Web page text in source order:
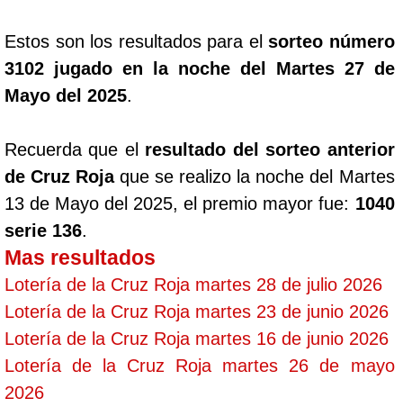
Estos son los resultados para elsorteo número
3102 jugado en la noche del Martes 27 de
Mayo del 2025.
Recuerda que el resultado del sorteo anterior
de Cruz Rojaque se realizo la noche del Martes
13 de Mayo del 2025, el premio mayor fue: 1040
serie 136.
Mas resultados
Lotería de la Cruz Roja martes 28 de julio 2026
Lotería de la Cruz Roja martes 23 de junio 2026
Lotería de la Cruz Roja martes 16 de junio 2026
Lotería de la Cruz Roja martes 26 de mayo
2026